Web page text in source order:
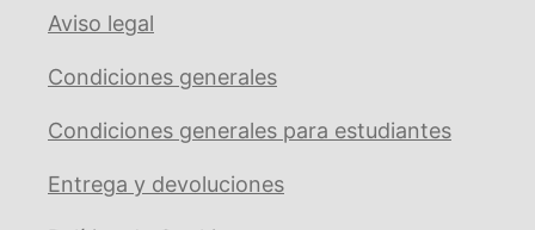
Aviso legal
Condiciones generales
Condiciones generales para estudiantes
Entrega y devoluciones